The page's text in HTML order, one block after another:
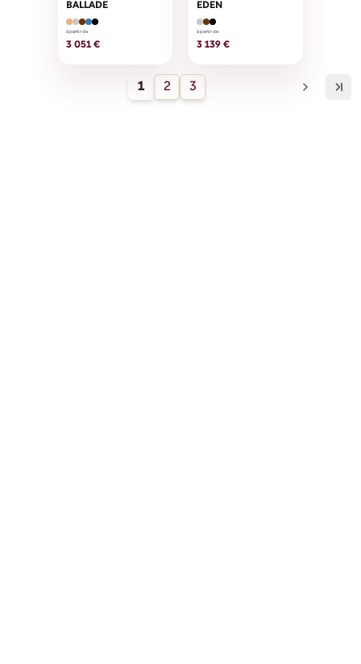
BALLADE
à partir de
3 051 €
EDEN
à partir de
3 139 €
1 2 3